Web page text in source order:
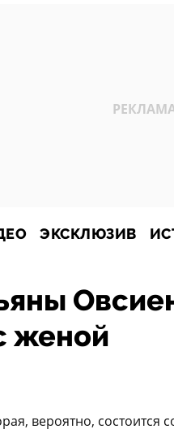
ЭКСКЛЮЗИВ
женой
вероятно, состоится